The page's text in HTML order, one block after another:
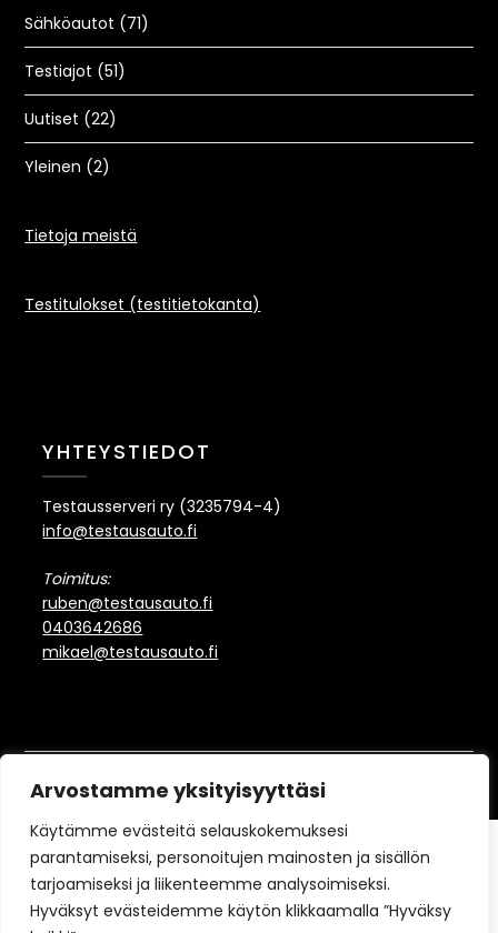
Arvostamme yksityisyyttäsi
Käytämme evästeitä selauskokemuksesi
parantamiseksi, personoitujen mainosten ja sisällön
tarjoamiseksi ja liikenteemme analysoimiseksi.
Hyväksyt evästeidemme käytön klikkaamalla ”Hyväksy
Sähköautot (71)
Testiajot (51)
Uutiset (22)
Yleinen (2)
Tietoja meistä
Testitulokset (testitietokanta)
YHTEYSTIEDOT
Testausserveri ry (3235794-4)
info@testausauto.fi
Toimitus:
ruben@testausauto.fi
0403642686
mikael@testausauto.fi
©2022-2026 Testausauto